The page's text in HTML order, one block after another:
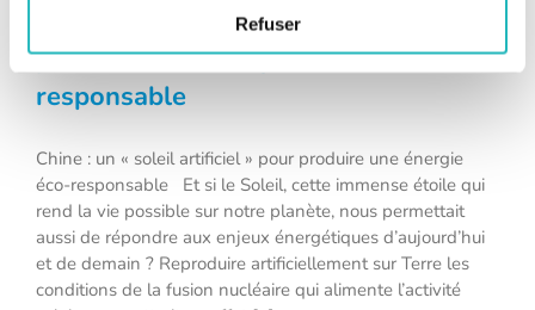
Refuser
Chine : un « soleil artificiel » pour
produire une énergie éco-responsable
Chine : un « soleil artificiel » pour
produire une énergie éco-
responsable
Chine : un « soleil artificiel » pour produire une énergie
éco-responsable Et si le Soleil, cette immense étoile qui
rend la vie possible sur notre planète, nous permettait
aussi de répondre aux enjeux énergétiques d’aujourd’hui
et de demain ? Reproduire artificiellement sur Terre les
conditions de la fusion nucléaire qui alimente l’activité